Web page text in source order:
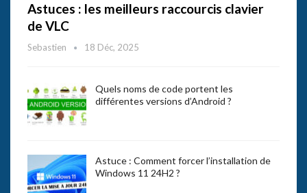
Astuces : les meilleurs raccourcis clavier
de VLC
Sebastien 18 Déc, 2025
Quels noms de code portent les
différentes versions d’Android ?
Astuce : Comment forcer l’installation de
Windows 11 24H2 ?